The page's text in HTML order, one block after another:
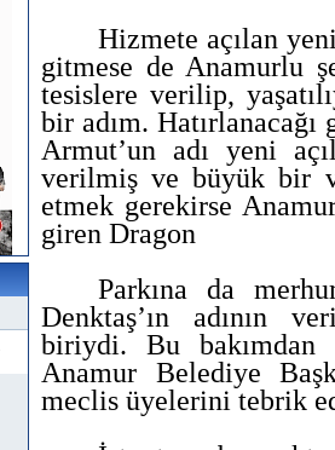
Hizmete açılan
gitmese de Anamurlu
tesislere verilip,
bir adım.
Armut’un adı yeni
verilmiş ve büyük bir
etmek gerekirse
giren Dragon
Parkına da
Denktaş’ın adının
biriydi. Bu bakımdan
Anamur Belediye
meclis üyelerini tebrik